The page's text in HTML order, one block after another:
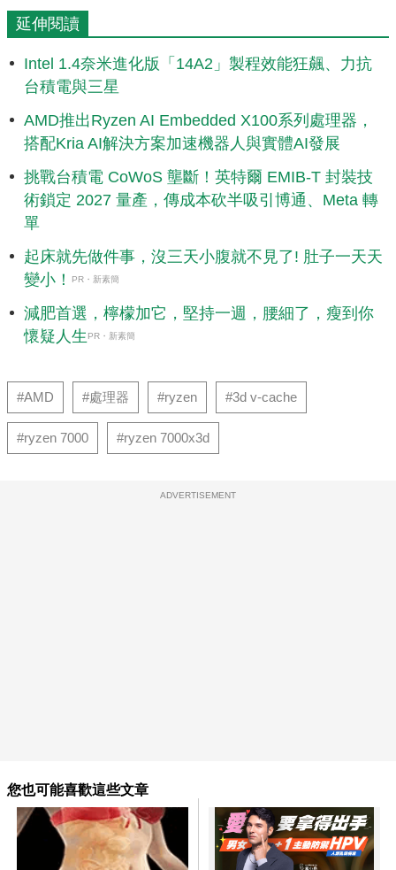
延伸閱讀
Intel 1.4奈米進化版「14A2」製程效能狂飆、力抗
台積電與三星
AMD推出Ryzen AI Embedded X100系列處理器，
搭配Kria AI解決方案加速機器人與實體AI發展
挑戰台積電 CoWoS 壟斷！英特爾 EMIB-T 封裝技
術鎖定 2027 量產，傳成本砍半吸引博通、Meta 轉
單
起床就先做件事，沒三天小腹就不見了! 肚子一天天
變小！
PR・新素簡
減肥首選，檸檬加它，堅持一週，腰細了，瘦到你
懷疑人生 PR・新素簡
#AMD #處理器 #ryzen #3d v-cache
#ryzen 7000 #ryzen 7000x3d
ADVERTISEMENT
您也可能喜歡這些文章